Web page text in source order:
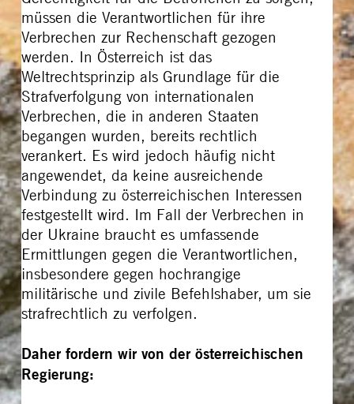
müssen die Verantwortlichen für ihre
Verbrechen zur Rechenschaft gezogen
werden. In Österreich ist das
Weltrechtsprinzip als Grundlage für die
Strafverfolgung von internationalen
Verbrechen, die in anderen Staaten
begangen wurden, bereits rechtlich
verankert. Es wird jedoch häufig nicht
angewendet, da keine ausreichende
Verbindung zu österreichischen Interessen
festgestellt wird. Im Fall der Verbrechen in
der Ukraine braucht es umfassende
Ermittlungen gegen die Verantwortlichen,
insbesondere gegen hochrangige
militärische und zivile Befehlshaber, um sie
strafrechtlich zu verfolgen.
Daher fordern wir von der österreichischen
Regierung: